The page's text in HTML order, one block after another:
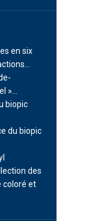
en six
»…
biopic
du biopic
des
coloré et